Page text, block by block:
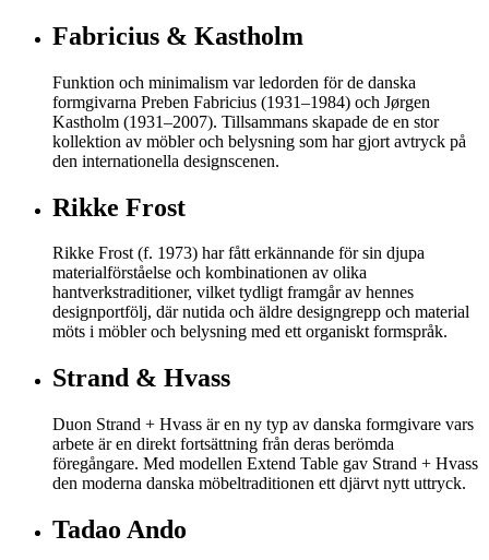
Fabricius & Kastholm
Funktion och minimalism var ledorden för de danska
formgivarna Preben Fabricius (1931–1984) och Jørgen
Kastholm (1931–2007). Tillsammans skapade de en stor
kollektion av möbler och belysning som har gjort avtryck på
den internationella designscenen.
Rikke Frost
Rikke Frost (f. 1973) har fått erkännande för sin djupa
materialförståelse och kombinationen av olika
hantverkstraditioner, vilket tydligt framgår av hennes
designportfölj, där nutida och äldre designgrepp och material
möts i möbler och belysning med ett organiskt formspråk.
Strand & Hvass
Duon Strand + Hvass är en ny typ av danska formgivare vars
arbete är en direkt fortsättning från deras berömda
föregångare. Med modellen Extend Table gav Strand + Hvass
den moderna danska möbeltraditionen ett djärvt nytt uttryck.
Tadao Ando